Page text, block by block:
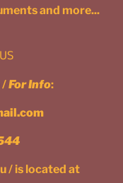
and more...
/For Info:
/ is located at